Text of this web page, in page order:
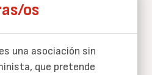
os
una asociación sin
que pretende